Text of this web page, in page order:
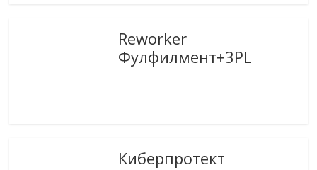
Reworker
Фулфилмент+3PL
Киберпротект